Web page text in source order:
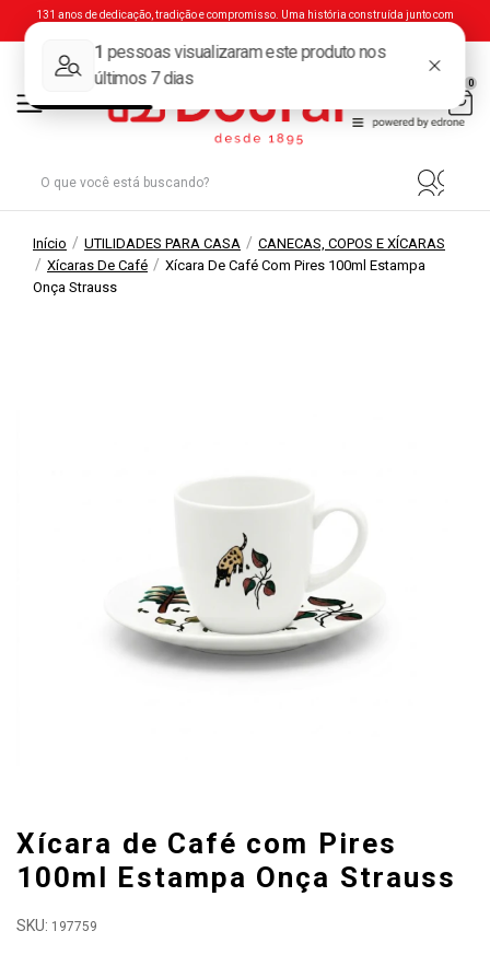
131 anos de dedicação, tradição e compromisso. Uma história construída junto com
0
Início / UTILIDADES PARA CASA / CANECAS, COPOS E XÍCARAS
/ Xícaras De Café / Xícara De Café Com Pires 100ml Estampa
Onça Strauss
Xícara de Café com Pires
100ml Estampa Onça Strauss
SKU: 197759